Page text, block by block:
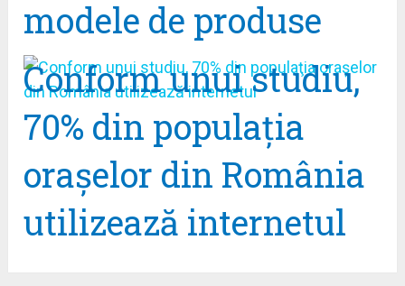
modele de produse
Conform unui studiu,
70% din populaţia
oraşelor din România
utilizează internetul